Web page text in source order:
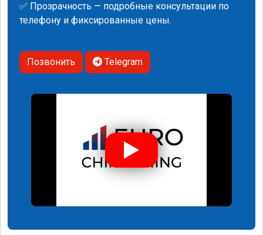
✅ Прозрачность — подробные консультации по
телефону и фиксированные цены.
Позвонить Telegram